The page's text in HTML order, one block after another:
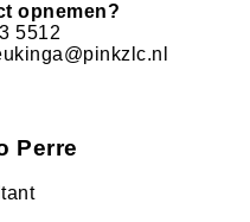
opnemen?
5512
Perre